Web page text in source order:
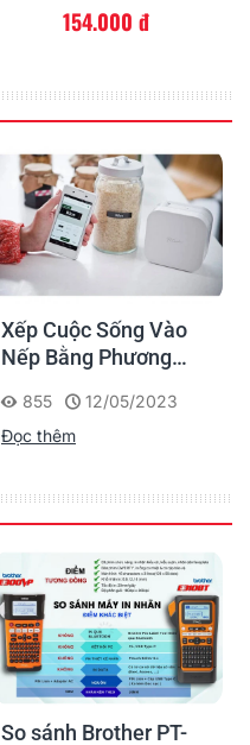
Thích DK-11208
154.000 đ
Xếp Cuộc Sống Vào
Nếp Bằng Phương
Người Nhật
855
12/05/2023
Đọc thêm
So sánh Brother PT-